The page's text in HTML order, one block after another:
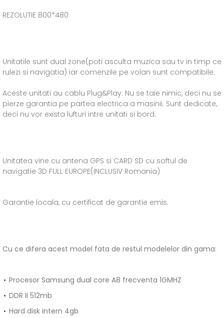
REZOLUTIE 800*480
Unitatile sunt dual zone(poti asculta muzica sau tv in timp ce
rulezi si navigatia) iar comenzile pe volan sunt compatibile.
Aceste unitati au cablu Plug&Play. Nu se taie nimic, deci nu se
pierze garantia pe partea electrica a masinii. Sunt dedicate,
deci nu vor exista lufturi intre unitati si bord.
Unitatea vine cu antena GPS si CARD SD cu softul de
navigatie 3D FULL EUROPE(INCLUSIV Romania)
Garantie locala, cu certificat de garantie emis.
Cu ce difera acest model fata de restul modelelor din gama:
Procesor Samsung dual core A8 frecventa 1GMHZ
DDR II 512mb
Hard disk intern 4gb